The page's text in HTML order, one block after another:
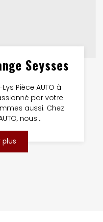
Seysses
Pièce AUTO à
par votre
aussi. Chez
nous...
plus